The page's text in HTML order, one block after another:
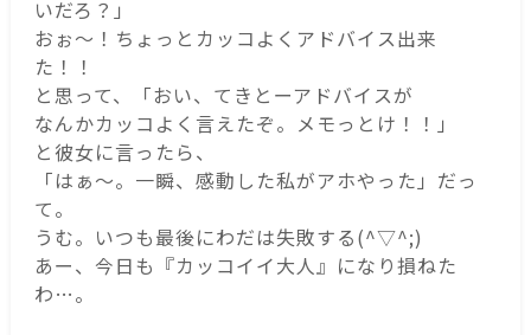
いだろ？」
おぉ～！ちょっとカッコよくアドバイス出来
た！！
と思って、「おい、てきとーアドバイスが
なんかカッコよく言えたぞ。メモっとけ！！」
と彼女に言ったら、
「はぁ～。一瞬、感動した私がアホやった」だっ
て。
うむ。いつも最後にわだは失敗する(^▽^;)
あー、今日も『カッコイイ大人』になり損ねた
わ…。